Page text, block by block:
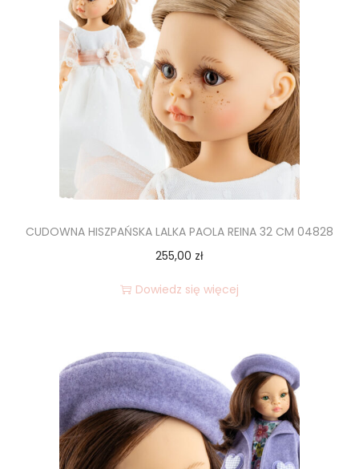
CUDOWNA HISZPAŃSKA LALKA PAOLA REINA 32 CM 04828
255,00 zł
Dowiedz się więcej